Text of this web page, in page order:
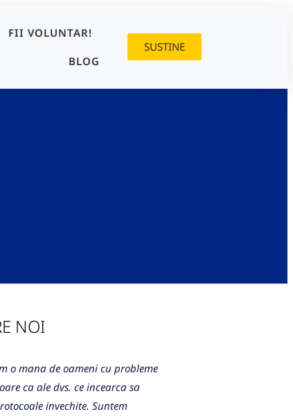
FII VOLUNTAR!
BLOG
SUSTINE
NOI
mana de oameni cu probleme
ca ale dvs. ce incearca sa
invechite. Suntem